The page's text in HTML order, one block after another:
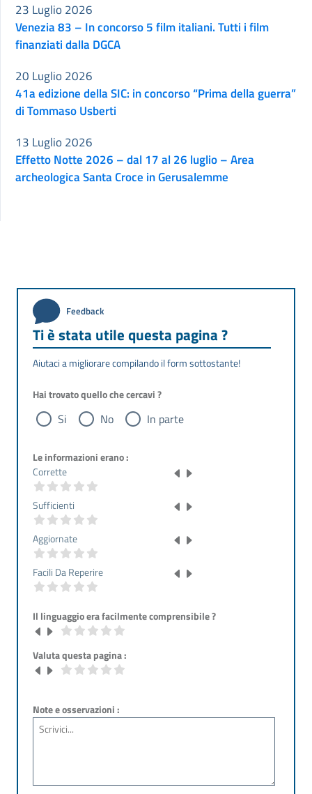
Venezia 83 – In concorso 5 film italiani. Tutti i film
finanziati dalla DGCA
23 Luglio 2026
41a edizione della SIC: in concorso “Prima della guerra”
di Tommaso Usberti
20 Luglio 2026
Effetto Notte 2026 – dal 17 al 26 luglio – Area
archeologica Santa Croce in Gerusalemme
13 Luglio 2026
Feedback
Ti è stata utile questa pagina ?
Aiutaci a migliorare compilando il form sottostante!
Hai trovato quello che cercavi ?
Si No In parte
Le informazioni erano :
Corrette
Sufficienti
Aggiornate
Facili Da Reperire
Il linguaggio era facilmente comprensibile ?
Valuta questa pagina :
Note e osservazioni :